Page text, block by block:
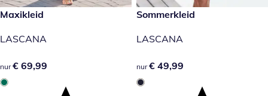
€ 69,99
Maxikleid
LASCANA
€ 69,99
nur € 69,99
€ 49,99
Sommerkleid
LASCANA
€ 49,99
nur € 49,99